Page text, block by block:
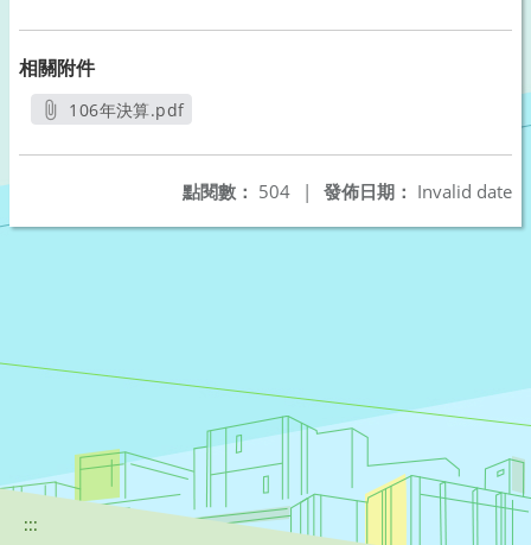
相關附件
106年決算.pdf
發佈日期： Invalid date
點閱數： 504 |
:::